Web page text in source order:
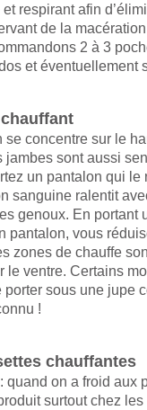
respirant afin
de la
2 à 3
et éventuellement
se concentre sur le
jambes sont aussi
un pantalon qui le
sanguine ralentit
genoux. En portant
pantalon, vous
zones de chauffe
le ventre. Certains
porter sous une jupe
!
chauffantes
quand on a froid aux
surtout chez